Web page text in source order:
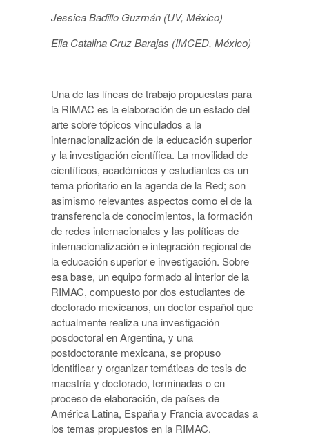
Jessica Badillo Guzmán (UV, México)
Elia Catalina Cruz Barajas (IMCED, México)
Una de las líneas de trabajo propuestas para
la RIMAC es la elaboración de un estado del
arte sobre tópicos vinculados a la
internacionalización de la educación superior
y la investigación científica. La movilidad de
científicos, académicos y estudiantes es un
tema prioritario en la agenda de la Red; son
asimismo relevantes aspectos como el de la
transferencia de conocimientos, la formación
de redes internacionales y las políticas de
internacionalización e integración regional de
la educación superior e investigación. Sobre
esa base, un equipo formado al interior de la
RIMAC, compuesto por dos estudiantes de
doctorado mexicanos, un doctor español que
actualmente realiza una investigación
posdoctoral en Argentina, y una
postdoctorante mexicana, se propuso
identificar y organizar temáticas de tesis de
maestría y doctorado, terminadas o en
proceso de elaboración, de países de
América Latina, España y Francia avocadas a
los temas propuestos en la RIMAC.